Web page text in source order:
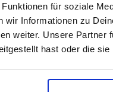
für soziale
wir Informationen zu
weiter. Unsere
hast oder die
und